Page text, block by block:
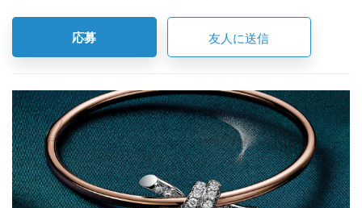
応募 友人に送信